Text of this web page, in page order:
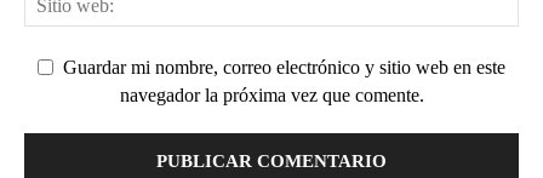
Guardar mi nombre, correo electrónico y sitio web en este
navegador la próxima vez que comente.